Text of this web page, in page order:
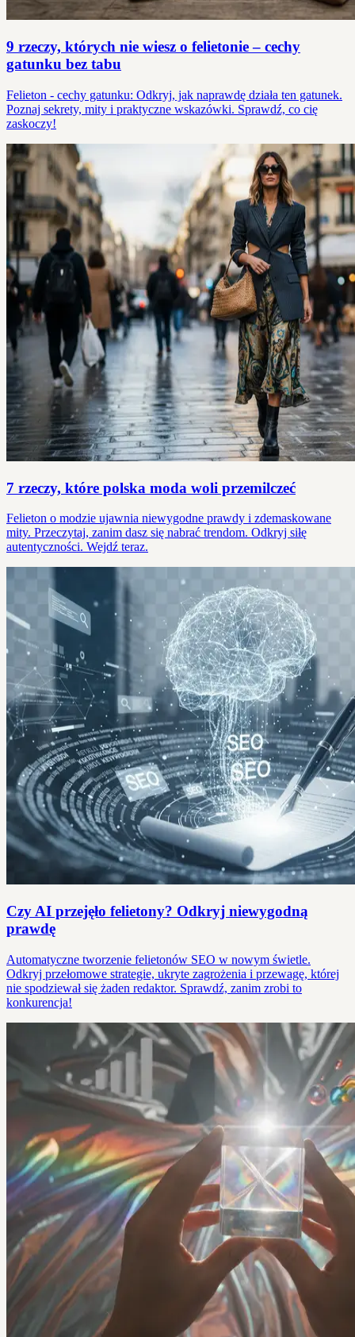
9 rzeczy, których nie wiesz o felietonie – cechy
gatunku bez tabu
Felieton - cechy gatunku: Odkryj, jak naprawdę działa ten gatunek.
Poznaj sekrety, mity i praktyczne wskazówki. Sprawdź, co cię
zaskoczy!
7 rzeczy, które polska moda woli przemilczeć
Felieton o modzie ujawnia niewygodne prawdy i zdemaskowane
mity. Przeczytaj, zanim dasz się nabrać trendom. Odkryj siłę
autentyczności. Wejdź teraz.
Czy AI przejęło felietony? Odkryj niewygodną
prawdę
Automatyczne tworzenie felietonów SEO w nowym świetle.
Odkryj przełomowe strategie, ukryte zagrożenia i przewagę, której
nie spodziewał się żaden redaktor. Sprawdź, zanim zrobi to
konkurencja!